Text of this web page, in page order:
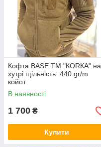
Кофта BASE ТМ "КОRКА" на
хутрі щільність: 440 gr/m
койот
В наявності
1 700 ₴
Купити